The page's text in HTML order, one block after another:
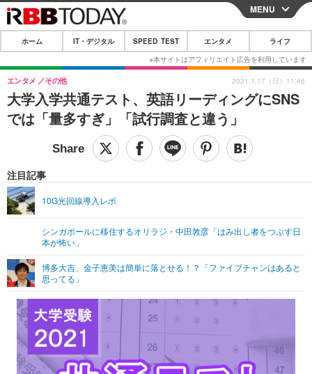
CLOSE
ホーム
IT・デジタル
IT・デジタルTOP スマートフォン
ネタ ガジェット・ツール
ショッピング その他
SPEED TEST
エンタメTOP 映画・ドラマ
グラビア
ショッピング その他
ライフTOP
その他
リリース一覧
MENU
ホーム IT・デジタル SPEED TEST エンタメ ライフ
大学入学共通テスト、英語リーディングにSNS
では「量多すぎ」「試行調査と違う」
エンタメ その他
注目記事
10G光回線導入レポ
シンガポールに移住するオリラジ・中田敦彦「はみ出し者をつぶす日
本が怖い」
博多大吉、金子恵美は簡単に落とせる！？「ファイブチャンはあると
思ってる」
2021.1.17（日）11:46